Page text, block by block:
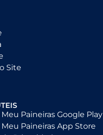
Site
Paineiras Google Play
Paineiras App Store